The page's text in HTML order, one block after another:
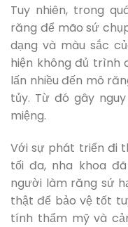
Tuy nhiên, trong
răng để mão sứ
dạng và màu sắc
hiện không đủ trình
lấn nhiều đến mô
tủy. Từ đó gây
miệng.
Với sự phát triển đi
tối đa, nha khoa
người làm răng sứ
thật để bảo vệ tốt
tính thẩm mỹ và